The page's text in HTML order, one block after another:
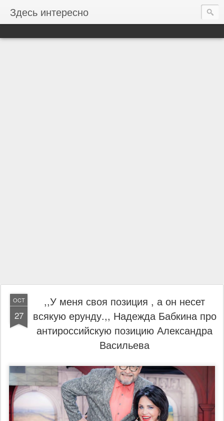
Здесь интересно
OCT
27
,,У меня своя позиция , а он несет
всякую ерунду.,, Надежда Бабкина про
антироссийскую позицию Александра
Васильева